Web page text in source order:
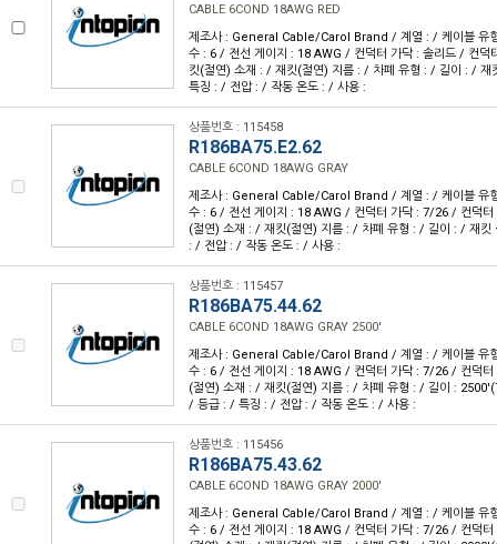
CABLE 6COND 18AWG RED
제조사 : General Cable/Carol Brand / 계열 : / 케이블 유
수 : 6 / 전선 게이지 : 18 AWG / 컨덕터 가닥 : 솔리드 / 컨덕
킷(절연) 소재 : / 재킷(절연) 지름 : / 차폐 유형 : / 길이 : / 재
특징 : / 전압 : / 작동 온도 : / 사용 :
상품번호 : 115458
R186BA75.E2.62
CABLE 6COND 18AWG GRAY
제조사 : General Cable/Carol Brand / 계열 : / 케이블 유
수 : 6 / 전선 게이지 : 18 AWG / 컨덕터 가닥 : 7/26 / 컨덕터
(절연) 소재 : / 재킷(절연) 지름 : / 차폐 유형 : / 길이 : / 재킷
: / 전압 : / 작동 온도 : / 사용 :
상품번호 : 115457
R186BA75.44.62
CABLE 6COND 18AWG GRAY 2500'
제조사 : General Cable/Carol Brand / 계열 : / 케이블 유
수 : 6 / 전선 게이지 : 18 AWG / 컨덕터 가닥 : 7/26 / 컨덕터
(절연) 소재 : / 재킷(절연) 지름 : / 차폐 유형 : / 길이 :
/ 등급 : / 특징 : / 전압 : / 작동 온도 : / 사용 :
상품번호 : 115456
R186BA75.43.62
CABLE 6COND 18AWG GRAY 2000'
제조사 : General Cable/Carol Brand / 계열 : / 케이블 유
수 : 6 / 전선 게이지 : 18 AWG / 컨덕터 가닥 : 7/26 / 컨덕터